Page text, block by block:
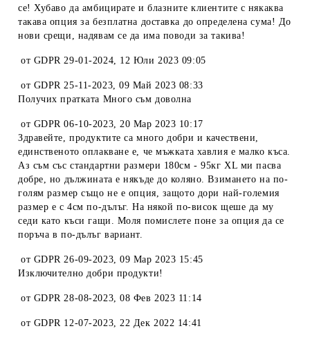
се! Хубаво да амбицирате и блазните клиентите с някаква
такава опция за безплатна доставка до определена сума! До
нови срещи, надявам се да има поводи за такива!
от GDPR 29-01-2024, 12 Юли 2023 09:05
от GDPR 25-11-2023,09 Май 2023 08:33
Получих пратката Много съм доволна
от GDPR 06-10-2023,20 Мар 2023 10:17
Здравейте, продуктите са много добри и качествени,
единственото оплакване е, че мъжката хавлия е малко къса.
Аз съм със стандартни размери 180см - 95кг XL ми пасва
добре, но дължината е някъде до коляно. Взимането на по-
голям размер също не е опция, защото дори най-големия
размер е с 4см по-дълъг. На някой по-висок щеше да му
седи като къси гащи. Моля помислете поне за опция да се
поръча в по-дълъг вариант.
от GDPR 26-09-2023,09 Мар 2023 15:45
Изключително добри продукти!
от GDPR 28-08-2023,08 Фев 2023 11:14
от GDPR 12-07-2023,22 Дек 2022 14:41